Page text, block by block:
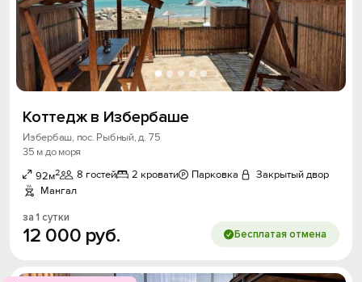
Коттедж в Избербаше
Избербаш, пос. Рыбный, д. 75
35 м до моря
92м2 8 гостей 2 кровати Парковка
Закрытый двор
Мангал
за 1 сутки
12 000 руб. Бесплатая отмена